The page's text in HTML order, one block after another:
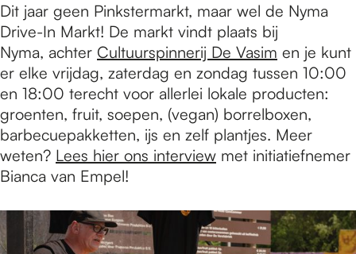
Dit jaar geen Pinkstermarkt, maar wel de Nyma
Drive-In Markt! De markt vindt plaats bij
Nyma, achter Cultuurspinnerij De Vasim en je kunt
er elke vrijdag, zaterdag en zondag tussen 10:00
en 18:00 terecht voor allerlei lokale producten:
groenten, fruit, soepen, (vegan) borrelboxen,
barbecuepakketten, ijs en zelf plantjes. Meer
weten? Lees hier ons interview met initiatiefnemer
Bianca van Empel!